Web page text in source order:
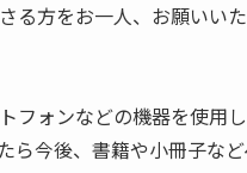
方をお一人、お願いいた
フォンなどの機器を使用
今後、書籍や小冊子など